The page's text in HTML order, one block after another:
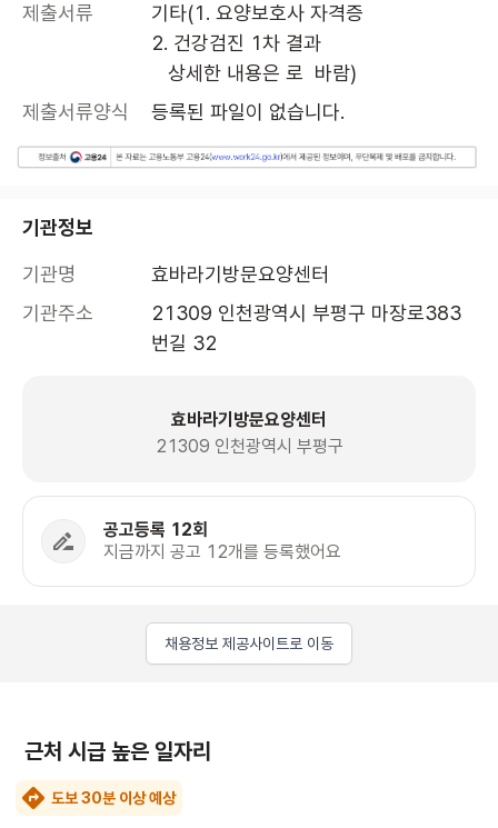
제출서류
기타(1. 요양보호사 자격증
2. 건강검진 1차 결과
   상세한 내용은 로  바람)
제출서류양식
등록된 파일이 없습니다.
기관정보
기관명
효바라기방문요양센터
기관주소
21309 인천광역시 부평구 마장로383
번길 32
효바라기방문요양센터
21309 인천광역시 부평구
공고등록 12회
지금까지 공고 12개를 등록했어요
채용정보 제공사이트로 이동
근처 시급 높은 일자리
도보 30분 이상 예상